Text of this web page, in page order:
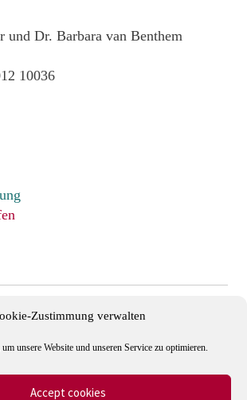
Zustimmung verwalten
unsere Website und unseren Service zu optimieren.
Accept cookies
und Dr. Barbara van Benthem
10036